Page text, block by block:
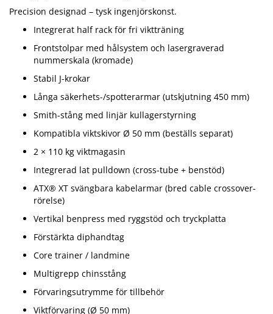
Precision designad – tysk ingenjörskonst.
Integrerat half rack för fri viktträning
Frontstolpar med hålsystem och lasergraverad
nummerskala (kromade)
Stabil J-krokar
Långa säkerhets-/spotterarmar (utskjutning 450 mm)
Smith-stång med linjär kullagerstyrning
Kompatibla viktskivor Ø 50 mm (beställs separat)
2 × 110 kg viktmagasin
Integrerad lat pulldown (cross-tube + benstöd)
ATX® XT svängbara kabelarmar (bred cable crossover-
rörelse)
Vertikal benpress med ryggstöd och tryckplatta
Förstärkta diphandtag
Core trainer / landmine
Multigrepp chinsstång
Förvaringsutrymme för tillbehör
Viktförvaring (Ø 50 mm)